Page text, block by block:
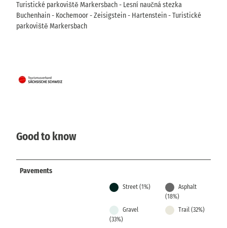
Turistické parkoviště Markersbach - Lesní naučná stezka
Buchenhain - Kochemoor - Zeisigstein - Hartenstein - Turistické
parkoviště Markersbach
Good to know
Pavements
Street (1%)
Asphalt
(18%)
Gravel
(33%)
Trail (32%)